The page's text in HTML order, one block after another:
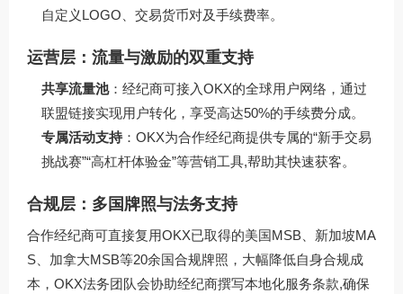
自定义LOGO、交易货币对及手续费率。
运营层：流量与激励的双重支持
共享流量池：经纪商可接入OKX的全球用户网络，通过
联盟链接实现用户转化，享受高达50%的手续费分成。
专属活动支持：OKX为合作经纪商提供专属的“新手交易
挑战赛”“高杠杆体验金”等营销工具,帮助其快速获客。
合规层：多国牌照与法务支持
合作经纪商可直接复用OKX已取得的美国MSB、新加坡MA
S、加拿大MSB等20余国合规牌照，大幅降低自身合规成
本，OKX法务团队会协助经纪商撰写本地化服务条款,确保